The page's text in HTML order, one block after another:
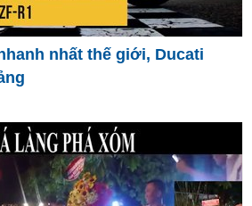
nhất thế giới, Ducati